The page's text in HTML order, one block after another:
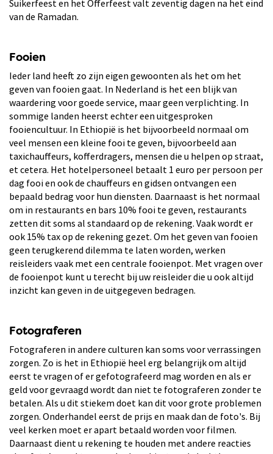
Suikerfeest en het Offerfeest valt zeventig dagen na het eind
van de Ramadan.
Fooien
Ieder land heeft zo zijn eigen gewoonten als het om het
geven van fooien gaat. In Nederland is het een blijk van
waardering voor goede service, maar geen verplichting. In
sommige landen heerst echter een uitgesproken
fooiencultuur. In Ethiopië is het bijvoorbeeld normaal om
veel mensen een kleine fooi te geven, bijvoorbeeld aan
taxichauffeurs, kofferdragers, mensen die u helpen op straat,
et cetera. Het hotelpersoneel betaalt 1 euro per persoon per
dag fooi en ook de chauffeurs en gidsen ontvangen een
bepaald bedrag voor hun diensten. Daarnaast is het normaal
om in restaurants en bars 10% fooi te geven, restaurants
zetten dit soms al standaard op de rekening. Vaak wordt er
ook 15% tax op de rekening gezet. Om het geven van fooien
geen terugkerend dilemma te laten worden, werken
reisleiders vaak met een centrale fooienpot. Met vragen over
de fooienpot kunt u terecht bij uw reisleider die u ook altijd
inzicht kan geven in de uitgegeven bedragen.
Fotograferen
Fotograferen in andere culturen kan soms voor verrassingen
zorgen. Zo is het in Ethiopië heel erg belangrijk om altijd
eerst te vragen of er gefotografeerd mag worden en als er
geld voor gevraagd wordt dan niet te fotograferen zonder te
betalen. Als u dit stiekem doet kan dit voor grote problemen
zorgen. Onderhandel eerst de prijs en maak dan de foto's. Bij
veel kerken moet er apart betaald worden voor filmen.
Daarnaast dient u rekening te houden met andere reacties